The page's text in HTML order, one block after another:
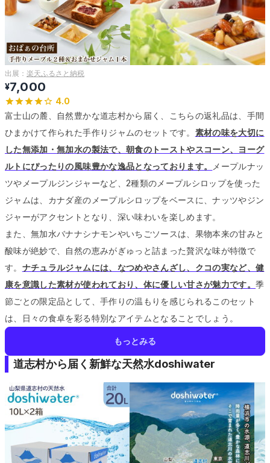
出展： 楽天ふるさと納税
¥7,000
4.0
富士山の麓、自然豊かな道志村から届く、こちらの返礼品は、手間
ひまかけて作られた手作りジャムのセットです。 素材の味を大切に
した無添加・無加水の製法で、朝食のトーストやスコーン、ヨーグ
ルトにぴったりの風味豊かな逸品となっております。
メープルナッ
ツやメープルジンジャーなど、2種類のメープルシロップを使った
ジャムは、カナダ産のメープルシロップをベースに、ナッツやジン
ジャーがアクセントとなり、深い味わいを楽しめます。
また、無加水バナナシナモンやいちごソースは、果物本来の甘みと
酸味が絶妙で、自然の恵みがぎゅっと詰まった贅沢な味が特徴で
す。 ナチュラルジャムには、なつめやさんざし、クコの実など、健
康を意識した素材が使われており、体に優しい甘さが魅力です。季
節ごとの限定品として、手作りの温もりを感じられるこのセット
は、日々の食卓を彩る特別なアイテムとなることでしょう。
もっとみる
道志村から届く新鮮な天然水doshiwater